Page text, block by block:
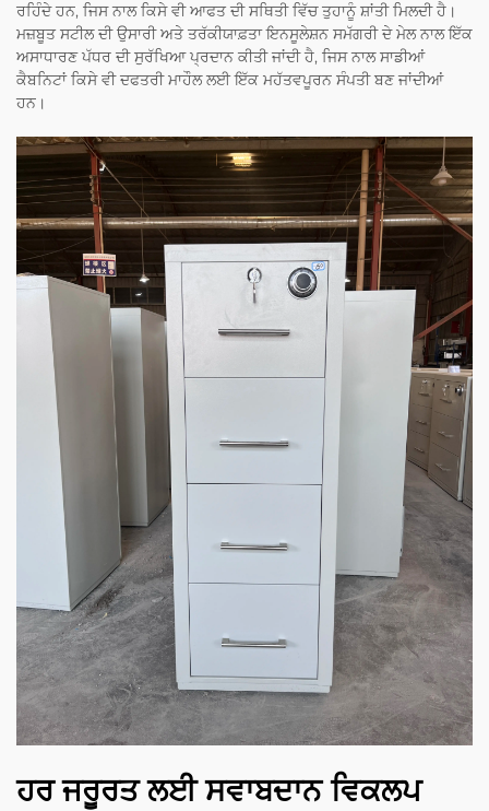
ਰਹਿੰਦੇ ਹਨ, ਜਿਸ ਨਾਲ ਕਿਸੇ ਵੀ ਆਫਤ ਦੀ ਸਥਿਤੀ ਵਿੱਚ ਤੁਹਾਨੂੰ ਸ਼ਾਂਤੀ ਮਿਲਦੀ ਹੈ।
ਮਜ਼ਬੂਤ ਸਟੀਲ ਦੀ ਉਸਾਰੀ ਅਤੇ ਤਰੱਕੀਯਾਫ਼ਤਾ ਇਨਸੂਲੇਸ਼ਨ ਸਮੱਗਰੀ ਦੇ ਮੇਲ ਨਾਲ ਇੱਕ
ਅਸਾਧਾਰਣ ਪੱਧਰ ਦੀ ਸੁਰੱਖਿਆ ਪ੍ਰਦਾਨ ਕੀਤੀ ਜਾਂਦੀ ਹੈ, ਜਿਸ ਨਾਲ ਸਾਡੀਆਂ
ਕੈਬਨਿਟਾਂ ਕਿਸੇ ਵੀ ਦਫਤਰੀ ਮਾਹੌਲ ਲਈ ਇੱਕ ਮਹੱਤਵਪੂਰਨ ਸੰਪਤੀ ਬਣ ਜਾਂਦੀਆਂ
ਹਨ।
ਹਰ ਜਰੂਰਤ ਲਈ ਸਵਾਬਦਾਨ ਵਿਕਲਪ